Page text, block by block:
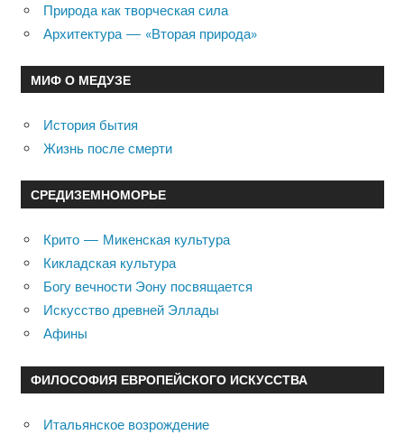
Природа как творческая сила
Архитектура — «Вторая природа»
МИФ О МЕДУЗЕ
История бытия
Жизнь после смерти
СРЕДИЗЕМНОМОРЬЕ
Крито — Микенская культура
Кикладская культура
Богу вечности Эону посвящается
Искусство древней Эллады
Афины
ФИЛОСОФИЯ ЕВРОПЕЙСКОГО ИСКУССТВА
Итальянское возрождение